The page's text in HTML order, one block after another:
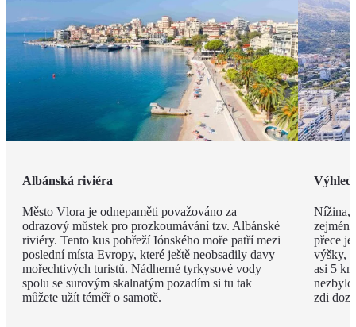
Albánská riviéra
Město Vlora je odnepaměti považováno za
odrazový můstek pro prozkoumávání tzv. Albánské
riviéry. Tento kus pobřeží Iónského moře patří mezi
poslední místa Evropy, které ještě neobsadily davy
mořechtivých turistů. Nádherné tyrkysové vody
spolu se surovým skalnatým pozadím si tu tak
můžete užít téměř o samotě.
Výhled
Nížina,
přece
výšky,
asi 5
zdi